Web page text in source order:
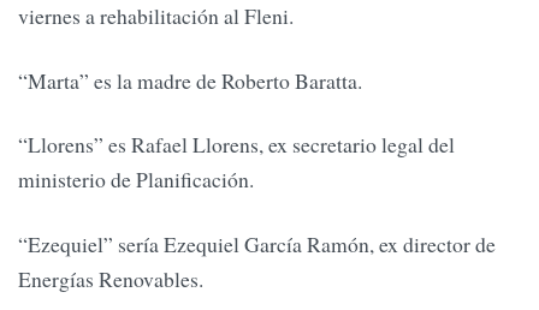
viernes a rehabilitación al Fleni.
“Marta” es la madre de Roberto Baratta.
“Llorens” es Rafael Llorens, ex secretario legal del
ministerio de Planificación.
“Ezequiel” sería Ezequiel García Ramón, ex director de
Energías Renovables.